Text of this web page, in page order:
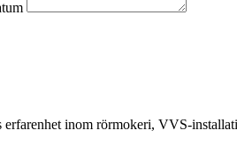
inom rörmokeri, VVS-